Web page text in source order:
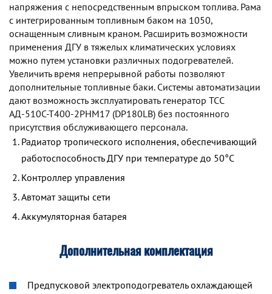
напряжения с непосредственным впрыском топлива. Рама
с интегрированным топливным баком на 1050,
оснащенным сливным краном. Расширить возможности
применения ДГУ в тяжелых климатических условиях
можно путем установки различных подогревателей.
Увеличить время непрерывной работы позволяют
дополнительные топливные баки. Системы автоматизации
дают возможность эксплуатировать генератор TCC
АД-510С-Т400-2РНМ17 (DP180LB) без постоянного
присутствия обслуживающего персонала.
Радиатор тропического исполнения, обеспечивающий
работоспособность ДГУ при температуре до 50°С
Контроллер управления
Автомат защиты сети
Аккумуляторная батарея
Дополнительная комплектация
Предпусковой электроподогреватель охлаждающей